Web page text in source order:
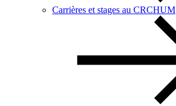
Carrières et stages au CRCHUM